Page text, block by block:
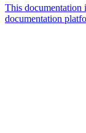
This documentation
documentation